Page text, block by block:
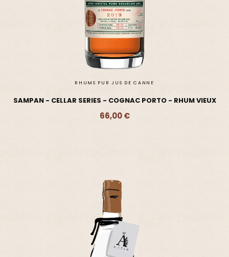
RHUMS PUR JUS DE CANNE
SAMPAN - CELLAR SERIES - COGNAC PORTO - RHUM VIEUX
66,00 €
Ajouter - 66,00 €